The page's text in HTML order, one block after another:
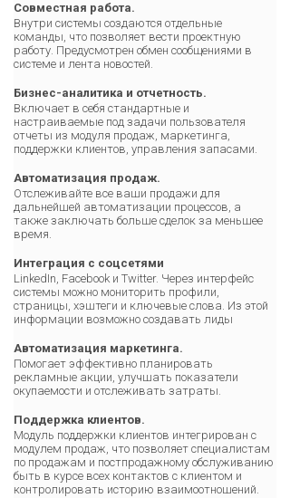
Совместная работа.
Внутри системы создаются отдельные
команды, что позволяет вести проектную
работу. Предусмотрен обмен сообщениями в
системе и лента новостей.
Бизнес-аналитика и отчетность.
Включает в себя стандартные и
настраиваемые под задачи пользователя
отчеты из модуля продаж, маркетинга,
поддержки клиентов, управления запасами.
Автоматизация продаж.
Отслеживайте все ваши продажи для
дальнейшей автоматизации процессов, а
также заключать больше сделок за меньшее
время.
Интеграция с соцсетями
LinkedIn, Facebook и Twitter. Через интерфейс
системы можно мониторить профили,
страницы, хэштеги и ключевые слова. Из этой
информации возможно создавать лиды
Автоматизация маркетинга.
Помогает эффективно планировать
рекламные акции, улучшать показатели
окупаемости и отслеживать затраты.
Поддержка клиентов.
Модуль поддержки клиентов интегрирован с
модулем продаж, что позволяет специалистам
по продажам и постпродажному обслуживанию
быть в курсе всех контактов с клиентом и
контролировать историю взаимоотношений.